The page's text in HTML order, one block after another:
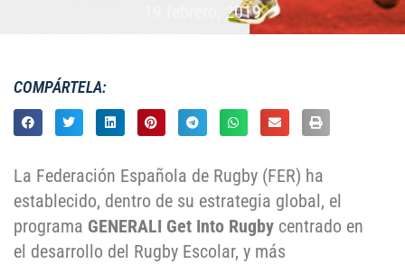
19 febrero, 2019
COMPÁRTELA:
La Federación Española de Rugby (FER) ha
establecido, dentro de su estrategia global, el
programa GENERALI Get Into Rugby centrado en
el desarrollo del Rugby Escolar, y más